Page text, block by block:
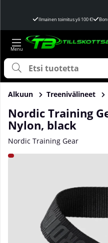
Ilmainen toimitus yli 100 €!
Alkuun Treenivälineet
Nordic Training
Nylon, black
Nordic Training Gear
Tuotekuvat Nordic Training